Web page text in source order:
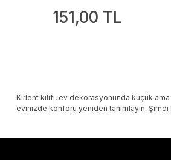
151,00 TL
Kırlent kılıfı, ev dekorasyonunda küçük
evinizde konforu yeniden tanımlayın.